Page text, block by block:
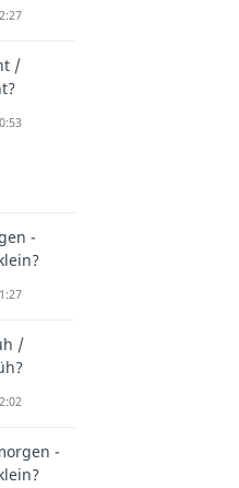
/
-
/
-